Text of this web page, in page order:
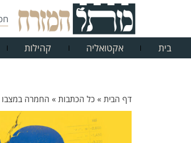
בית אקטואליה קהילות
דף הבית » כל הכתבות » החמרה במצבו